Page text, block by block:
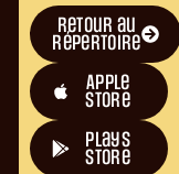
Retour au
répertoire
Apple
Store
plays
store